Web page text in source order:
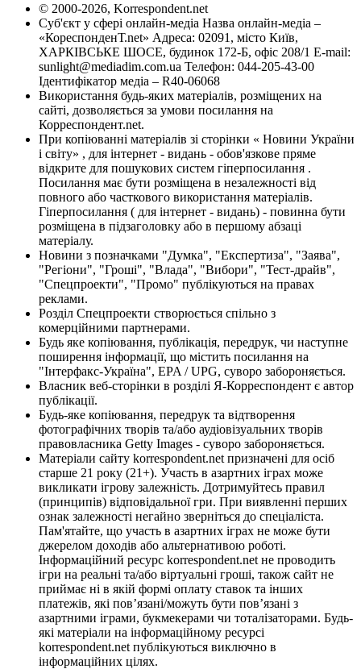
© 2000-2026, Korrespondent.net
Суб'єкт у сфері онлайн-медіа Назва онлайн-медіа –
«КореспонденТ.net» Адреса: 02091, місто Київ,
ХАРКІВСЬКЕ ШОСЕ, будинок 172-Б, офіс 208/1 E-mail:
sunlight@mediadim.com.ua Телефон: 044-205-43-00
Ідентифікатор медіа – R40-06068
Використання будь-яких матеріалів, розміщених на
сайті, дозволяється за умови посилання на
Корреспондент.net.
При копіюванні матеріалів зі сторінки « Новини України
і світу» , для інтернет - видань - обов'язкове пряме
відкрите для пошукових систем гіперпосилання .
Посилання має бути розміщена в незалежності від
повного або часткового використання матеріалів.
Гіперпосилання ( для інтернет - видань) - повинна бути
розміщена в підзаголовку або в першому абзаці
матеріалу.
Новини з позначками "Думка", "Експертиза", "Заява",
"Регіони", "Гроші", "Влада", "Вибори", "Тест-драйв",
"Спецпроекти", "Промо" публікуються на правах
реклами.
Розділ Спецпроекти створюється спільно з
комерційними партнерами.
Будь яке копіювання, публікація, передрук, чи наступне
поширення інформації, що містить посилання на
"Інтерфакс-Україна", EPA / UPG, суворо забороняється.
Власник веб-сторінки в розділі Я-Корреспондент є автор
публікації.
Будь-яке копіювання, передрук та відтворення
фотографічних творів та/або аудіовізуальних творів
правовласника Getty Images - суворо забороняється.
Матеріали сайту korrespondent.net призначені для осіб
старше 21 року (21+). Участь в азартних іграх може
викликати ігрову залежність. Дотримуйтесь правил
(принципів) відповідальної гри. При виявленні перших
ознак залежності негайно зверніться до спеціаліста.
Пам'ятайте, що участь в азартних іграх не може бути
джерелом доходів або альтернативою роботі.
Інформаційний ресурс korrespondent.net не проводить
ігри на реальні та/або віртуальні гроші, також сайт не
приймає ні в якій формі оплату ставок та інших
платежів, які пов’язані/можуть бути пов’язані з
азартними іграми, букмекерами чи тоталізаторами. Будь-
які матеріали на інформаційному ресурсі
korrespondent.net публікуються виключно в
інформаційних цілях.